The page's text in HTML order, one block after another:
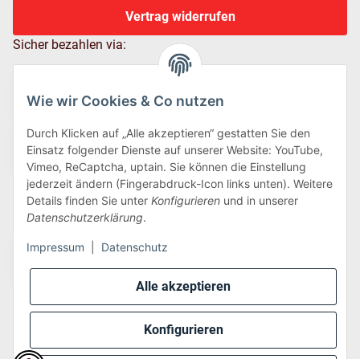
Alle akzeptieren
Konfigurieren
Wie wir Cookies & Co nutzen
Durch Klicken auf „Alle akzeptieren“ gestatten Sie den
Einsatz folgender Dienste auf unserer Website: YouTube,
Vimeo, ReCaptcha, uptain. Sie können die Einstellung
jederzeit ändern (Fingerabdruck-Icon links unten). Weitere
Details finden Sie unter Konfigurieren und in unserer
Datenschutzerklärung.
Impressum Datenschutz
Vertrag widerrufen
Sicher bezahlen via:
Wir versenden via: